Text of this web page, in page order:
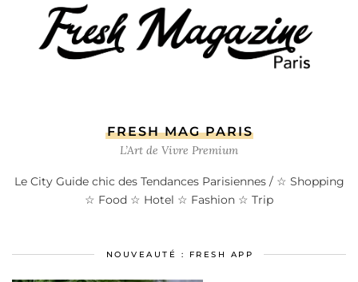
FRESH MAG PARIS
L’Art de Vivre Premium
Le City Guide chic des Tendances Parisiennes / ☆ Shopping
☆ Food ☆ Hotel ☆ Fashion ☆ Trip
NOUVEAUTÉ : FRESH APP